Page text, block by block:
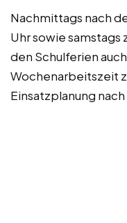
Nachmittags nach
Uhr sowie
den Schulferien
Wochenarbeitszeit
Einsatzplanung